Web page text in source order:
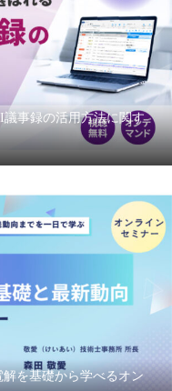
事録の活用方法に関す
解を基礎から学べるオン